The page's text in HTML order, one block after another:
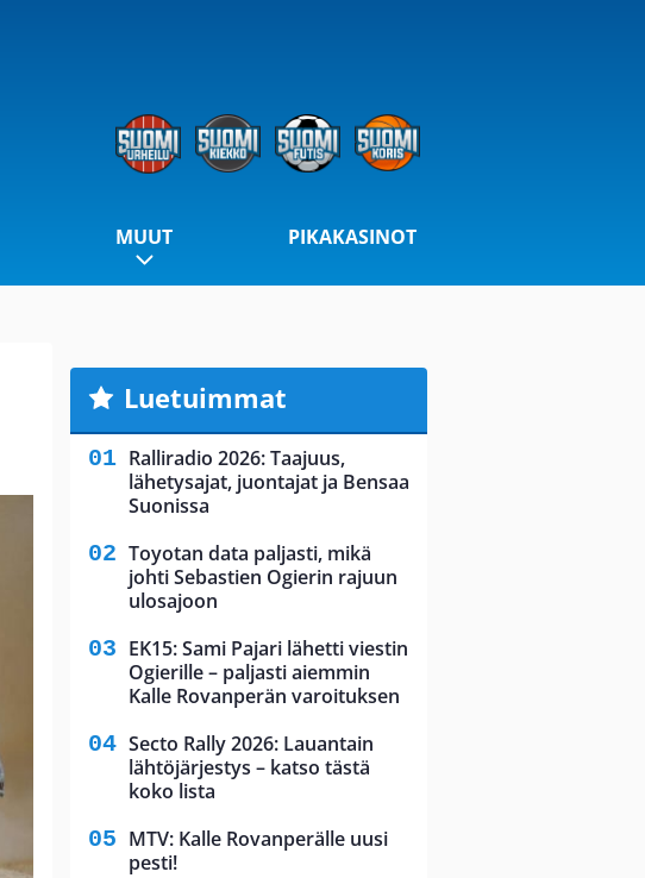
MUUT PIKAKASINOT
Luetuimmat
Ralliradio 2026: Taajuus,
lähetysajat, juontajat ja Bensaa
Suonissa
Toyotan data paljasti, mikä
johti Sebastien Ogierin rajuun
ulosajoon
EK15: Sami Pajari lähetti viestin
Ogierille – paljasti aiemmin
Kalle Rovanperän varoituksen
Secto Rally 2026: Lauantain
lähtöjärjestys – katso tästä
koko lista
MTV: Kalle Rovanperälle uusi
pesti!